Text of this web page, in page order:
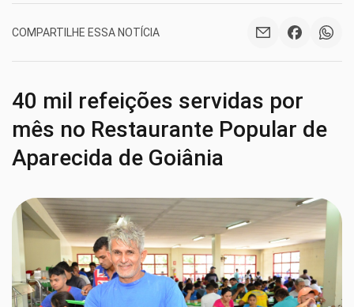
COMPARTILHE ESSA NOTÍCIA
40 mil refeições servidas por
mês no Restaurante Popular de
Aparecida de Goiânia